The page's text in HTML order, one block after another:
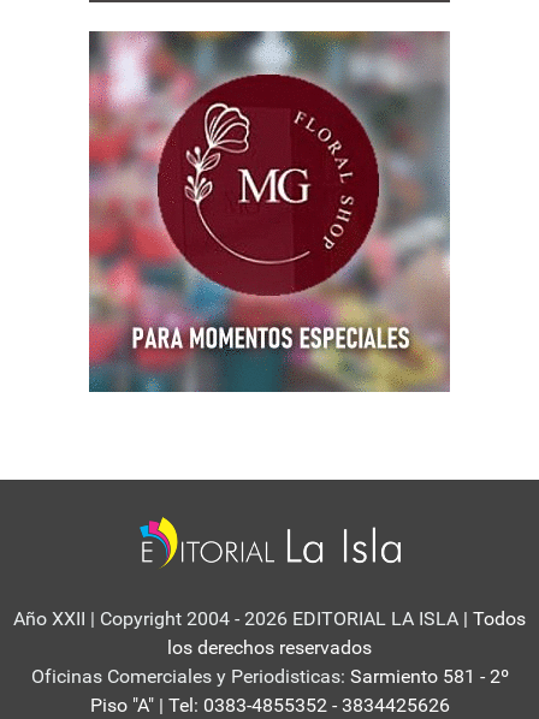
Año XXII | Copyright 2004 - 2026 EDITORIAL LA ISLA | Todos
los derechos reservados
Oficinas Comerciales y Periodisticas: Sarmiento 581 - 2º
Piso "A" | Tel: 0383-4855352 - 3834425626